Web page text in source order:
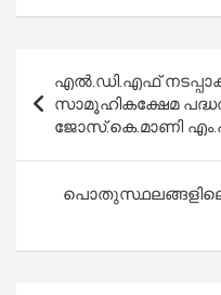
ce
b
o
o
k
at
s
A
p
p
navigation
എൽ.ഡി.എഫ്
സാമൂഹികക്ഷേമ
ജോസ്.കെ.മാണി